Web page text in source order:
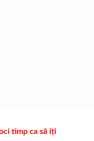
timp ca să îți